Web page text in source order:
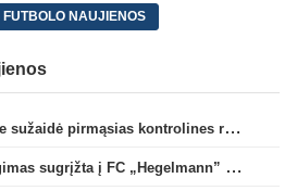
FUTBOLO NAUJIENOS
Vaikinų U15 rinktinė Taline sužaidė pirmąsias kontrolines rungtynes
Kristupas–Algirdas Padegimas sugrįžta į FC „Hegelmann” B sudėtį